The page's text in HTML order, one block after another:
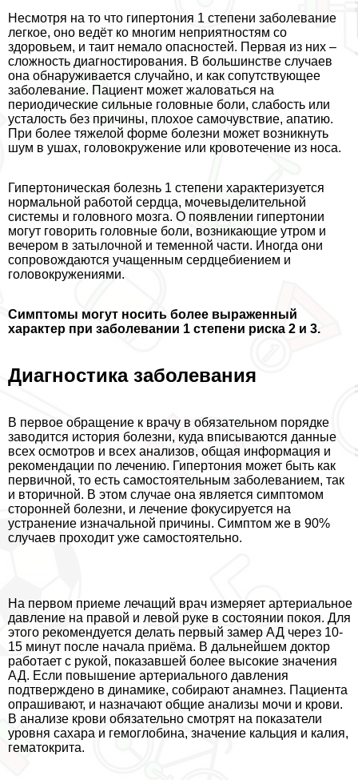
Несмотря на то что гипертония 1 степени заболевание
легкое, оно ведёт ко многим неприятностям со
здоровьем, и таит немало опасностей. Первая из них –
сложность диагностирования. В большинстве случаев
она обнаруживается случайно, и как сопутствующее
заболевание. Пациент может жаловаться на
периодические сильные головные боли, слабость или
усталость без причины, плохое самочувствие, апатию.
При более тяжелой форме болезни может возникнуть
шум в ушах, головокружение или кровотечение из носа.
Гипертоническая болезнь 1 степени хаpaктеризуется
нормальной работой сердца, мочевыделительной
системы и головного мозга. О появлении гипертонии
могут говорить головные боли, возникающие утром и
вечером в затылочной и теменной части. Иногда они
сопровождаются учащенным сердцебиением и
головокружениями.
Симптомы могут носить более выраженный
хаpaктер при заболевании 1 степени риска 2 и 3.
Диагностика заболевания
В первое обращение к врачу в обязательном порядке
заводится история болезни, куда вписываются данные
всех осмотров и всех анализов, общая информация и
рекомендации по лечению. Гипертония может быть как
первичной, то есть самостоятельным заболеванием, так
и вторичной. В этом случае она является симптомом
сторонней болезни, и лечение фокусируется на
устранение изначальной причины. Симптом же в 90%
случаев проходит уже самостоятельно.
На первом приеме лечащий врач измеряет артериальное
давление на правой и левой руке в состоянии покоя. Для
этого рекомендуется делать первый замер АД через 10-
15 минут после начала приёма. В дальнейшем доктор
работает с рукой, показавшей более высокие значения
АД. Если повышение артериального давления
подтверждено в динамике, собирают анамнез. Пациента
опрашивают, и назначают общие анализы мочи и крови.
В анализе крови обязательно смотрят на показатели
уровня сахара и гемоглобина, значение кальция и калия,
гематокрита.